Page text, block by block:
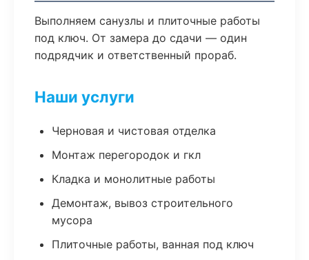
Выполняем санузлы и плиточные работы
под ключ. От замера до сдачи — один
подрядчик и ответственный прораб.
Наши услуги
Черновая и чистовая отделка
Монтаж перегородок и гкл
Кладка и монолитные работы
Демонтаж, вывоз строительного
мусора
Плиточные работы, ванная под ключ